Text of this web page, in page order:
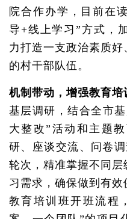
院合作办学，目前在
导+线上学习”方式，
力打造一支政治素质
的村干部队伍。
机制带动，增强教育培
基层调研，结合全市
大整改”活动和主题
研、座谈交流、问卷
轮次，精准掌握不同
习需求，确保做到有
教育培训班开班流程